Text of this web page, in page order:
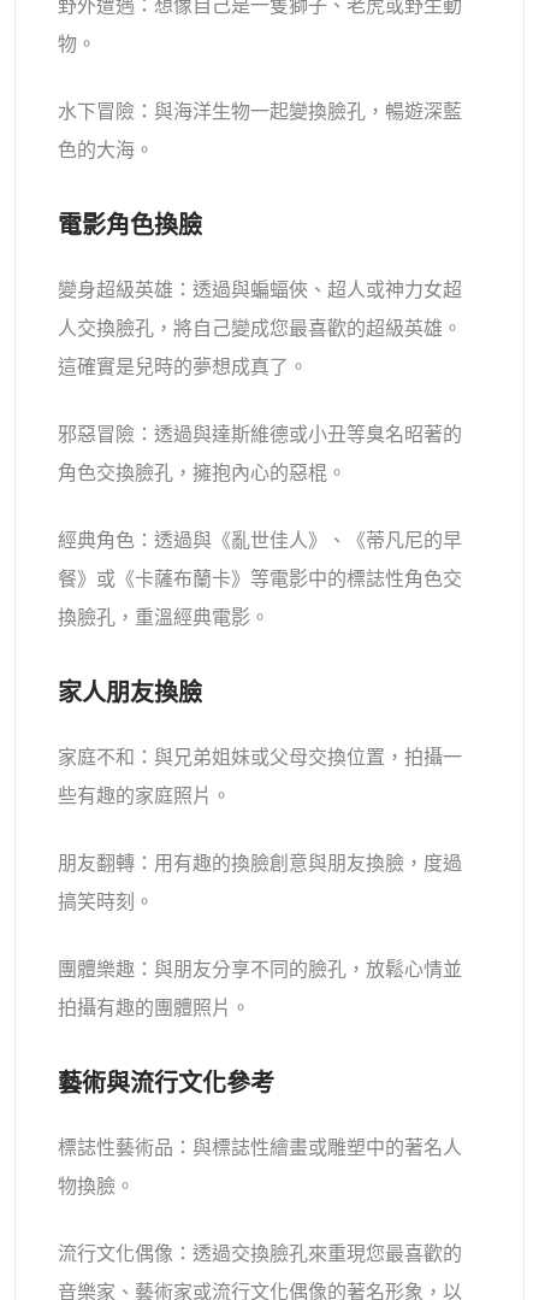
野外遭遇：想像自己是一隻獅子、老虎或野生動
物。
水下冒險：與海洋生物一起變換臉孔，暢遊深藍
色的大海。
電影角色換臉
變身超級英雄：透過與蝙蝠俠、超人或神力女超
人交換臉孔，將自己變成您最喜歡的超級英雄。
這確實是兒時的夢想成真了。
邪惡冒險：透過與達斯維德或小丑等臭名昭著的
角色交換臉孔，擁抱內心的惡棍。
經典角色：透過與《亂世佳人》、《蒂凡尼的早
餐》或《卡薩布蘭卡》等電影中的標誌性角色交
換臉孔，重溫經典電影。
家人朋友換臉
家庭不和：與兄弟姐妹或父母交換位置，拍攝一
些有趣的家庭照片。
朋友翻轉：用有趣的換臉創意與朋友換臉，度過
搞笑時刻。
團體樂趣：與朋友分享不同的臉孔，放鬆心情並
拍攝有趣的團體照片。
藝術與流行文化參考
標誌性藝術品：與標誌性繪畫或雕塑中的著名人
物換臉。
流行文化偶像：透過交換臉孔來重現您最喜歡的
音樂家、藝術家或流行文化偶像的著名形象，以